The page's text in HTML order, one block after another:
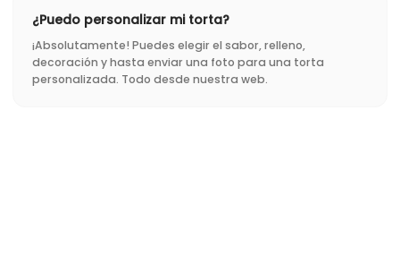
¿Puedo personalizar mi torta?
¡Absolutamente! Puedes elegir el sabor, relleno,
decoración y hasta enviar una foto para una torta
personalizada. Todo desde nuestra web.